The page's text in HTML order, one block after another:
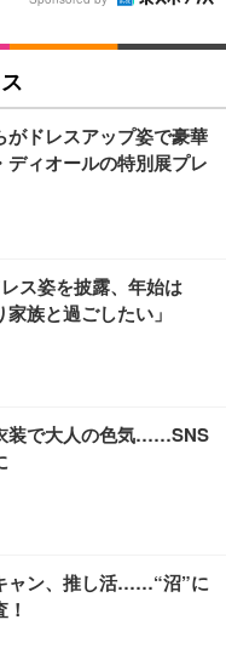
ドレスアップ姿で豪華
ィオールの特別展プレ
ス姿を披露、年始は
家族と過ごしたい」
装で大人の色気……SNS
ャン、推し活……“沼”に